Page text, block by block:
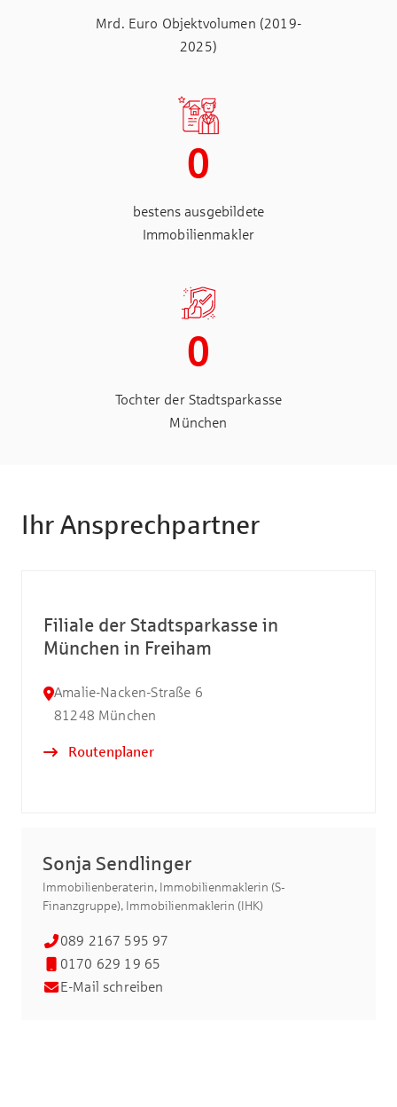
Mrd. Euro Objektvolumen (2019-
2025)
0
bestens ausgebildete
Immobilienmakler
0
Tochter der Stadtsparkasse
München
Ihr Ansprechpartner
Filiale der Stadtsparkasse in
München in Freiham
Amalie-Nacken-Straße 6
81248 München
Routenplaner
Sonja Sendlinger
Immobilienberaterin, Immobilienmaklerin (S-
Finanzgruppe), Immobilienmaklerin (IHK)
089 2167 595 97
0170 629 19 65
E-Mail schreiben